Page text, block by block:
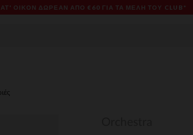
ΟΊΚΟΝ ΔΩΡΕΑΝ ΑΠΌ €60 ΓΙΑ ΤΑ ΜΈΛΗ ΤΟΥ CLUB*